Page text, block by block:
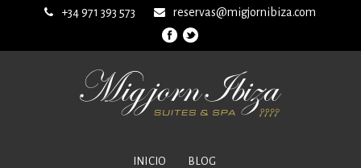
+34 971 393 573 reservas@migjornibiza.com
INICIO BLOG